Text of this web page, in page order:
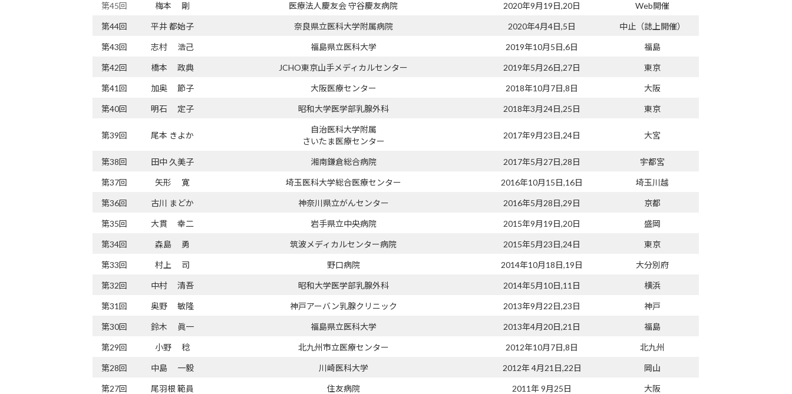
第45回 梅本 剛 医療法人慶友会 守谷慶友病院 2020年9月19日,20日 Web開催
第44回 平井 都始子 奈良県立医科大学附属病院 2020年4月4日,5日 中止（誌上開催）
第43回 志村 浩己 福島県立医科大学 2019年10月5日,6日 福島
第42回 橋本 政典 JCHO東京山手メディカルセンター 2019年5月26日,27日 東京
第41回 加奥 節子 大阪医療センター 2018年10月7日,8日 大阪
第40回 明石 定子 昭和大学医学部乳腺外科 2018年3月24日,25日 東京
第39回 尾本 きよか
自治医科大学附属
さいたま医療センター
2017年9月23日,24日 大宮
第38回 田中 久美子 湘南鎌倉総合病院 2017年5月27日,28日 宇都宮
第37回 矢形 寛 埼玉医科大学総合医療センター 2016年10月15日,16日 埼玉川越
第36回 古川 まどか 神奈川県立がんセンター 2016年5月28日,29日 京都
第35回 大貫 幸二 岩手県立中央病院 2015年9月19日,20日 盛岡
第34回 森島 勇 筑波メディカルセンター病院 2015年5月23日,24日 東京
第33回 村上 司 野口病院 2014年10月18日,19日 大分別府
第32回 中村 清吾 昭和大学医学部乳腺外科 2014年5月10日,11日 横浜
第31回 奥野 敏隆 神戸アーバン乳腺クリニック 2013年9月22日,23日 神戸
第30回 鈴木 眞一 福島県立医科大学 2013年4月20日,21日 福島
第29回 小野 稔 北九州市立医療センター 2012年10月7日,8日 北九州
第28回 中島 一毅 川崎医科大学 2012年 4月21日,22日 岡山
第27回 尾羽根 範員 住友病院 2011年 9月25日 大阪